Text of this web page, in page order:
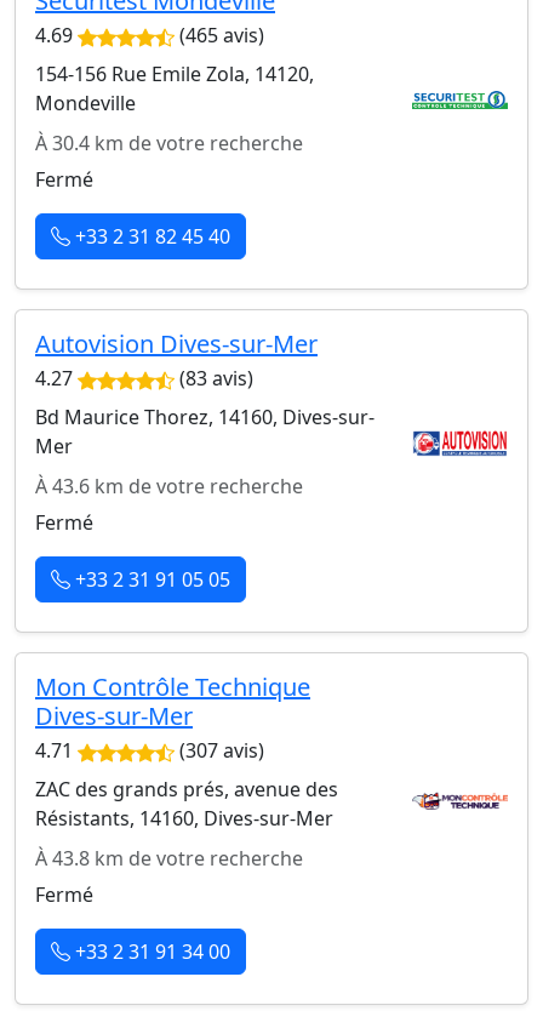
4.69
(465 avis)
154-156 Rue Emile Zola, 14120,
Mondeville
À 30.4 km de votre recherche
Fermé
+33 2 31 82 45 40
Autovision Dives-sur-Mer
4.27
(83 avis)
Bd Maurice Thorez, 14160, Dives-sur-
Mer
À 43.6 km de votre recherche
Fermé
+33 2 31 91 05 05
Mon Contrôle Technique
Dives-sur-Mer
4.71
(307 avis)
ZAC des grands prés, avenue des
Résistants, 14160, Dives-sur-Mer
À 43.8 km de votre recherche
Fermé
+33 2 31 91 34 00